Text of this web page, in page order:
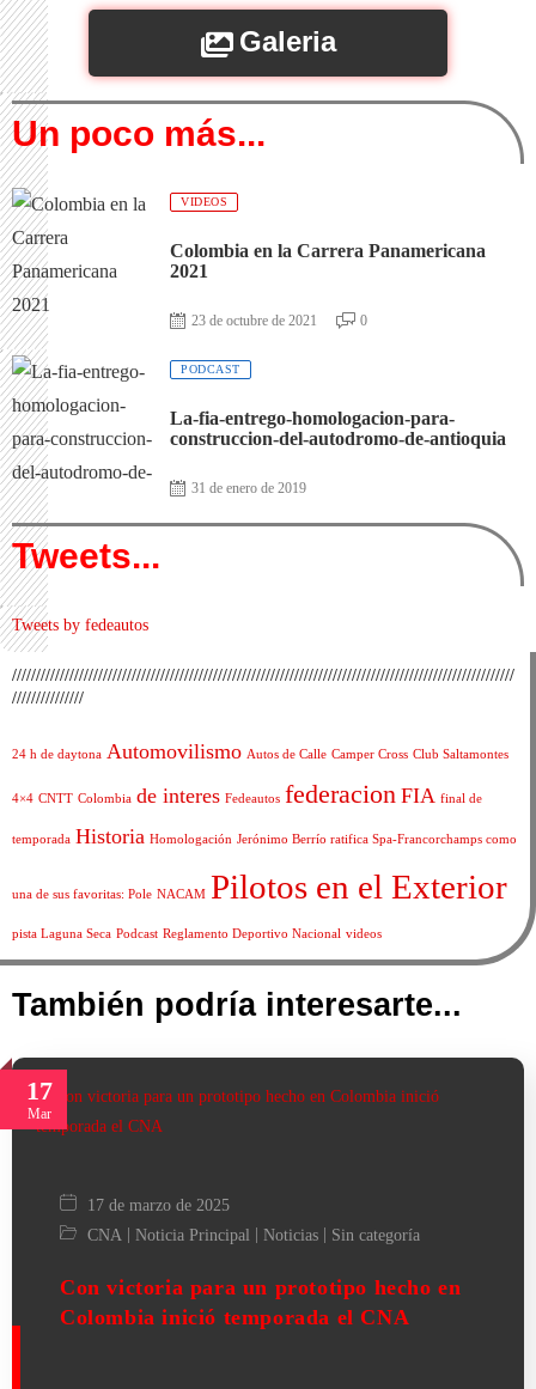
Galeria
Un poco más...
VIDEOS
Colombia en la Carrera Panamericana
2021
23 de octubre de 2021 0
PODCAST
La-fia-entrego-homologacion-para-
construccion-del-autodromo-de-antioquia
31 de enero de 2019
Tweets...
Tweets by fedeautos
/////////////////////////////////////////////////////////////////////////////////////////////////////////
///////////////
24 h de daytona Automovilismo Autos de Calle Camper Cross Club Saltamontes
4×4 CNTT Colombia de interes Fedeautos federacion FIA final de
temporada Historia Homologación Jerónimo Berrío ratifica Spa-Francorchamps como
una de sus favoritas: Pole NACAM Pilotos en el Exterior
pista Laguna Seca Podcast Reglamento Deportivo Nacional videos
También podría interesarte...
17
Mar
17 de marzo de 2025
CNA | Noticia Principal | Noticias | Sin categoría
Con victoria para un prototipo hecho en
Colombia inició temporada el CNA